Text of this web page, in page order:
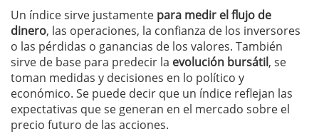
Un índice sirve justamente para medir el flujo de
dinero, las operaciones, la confianza de los inversores
o las pérdidas o ganancias de los valores. También
sirve de base para predecir la evolución bursátil, se
toman medidas y decisiones en lo político y
económico. Se puede decir que un índice reflejan las
expectativas que se generan en el mercado sobre el
precio futuro de las acciones.